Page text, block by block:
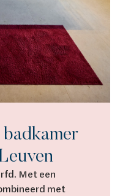
Met een
met